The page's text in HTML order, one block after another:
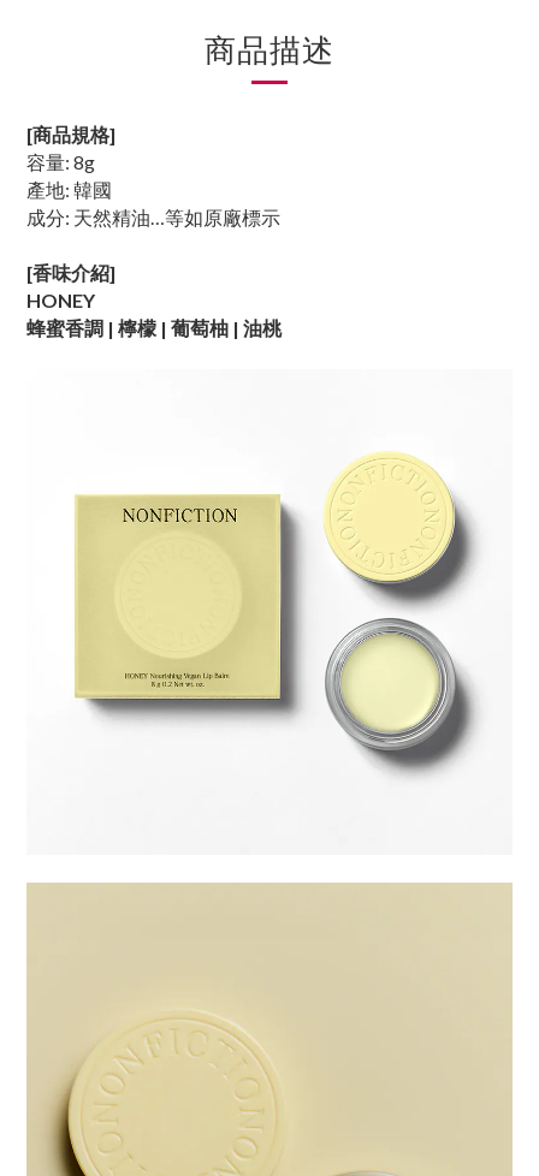
商品描述
[商品規格]
容量: 8g
產地: 韓國
成分: 天然精油…等如原廠標示
[香味介紹]
HONEY
蜂蜜香調 | 檸檬 | 葡萄柚 | 油桃